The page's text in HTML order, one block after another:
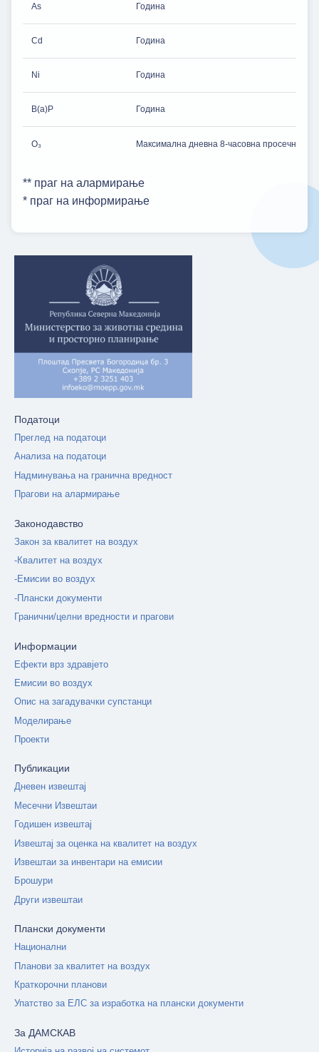
As Година
Cd Година
Ni Година
B(a)P Година
O₃ Максимална дневна 8-часовна просечна во
** праг на алармирање
* праг на информирање
Податоци
Преглед на податоци
Анализа на податоци
Надминувања на гранична вредност
Прагови на алармирање
Законодавство
Закон за квалитет на воздух
-Квалитет на воздух
-Емисии во воздух
-Плански документи
Гранични/целни вредности и прагови
Информации
Ефекти врз здравјето
Емисии во воздух
Опис на загадувачки супстанци
Моделирање
Проекти
Публикации
Дневен извештај
Месечни Извештаи
Годишен извештај
Извештај за оценка на квалитет на воздух
Извештаи за инвентари на емисии
Брошури
Други извештаи
Плански документи
Национални
Планови за квалитет на воздух
Краткорочни планови
Упатство за ЕЛС за изработка на плански документи
За ДАМСКАВ